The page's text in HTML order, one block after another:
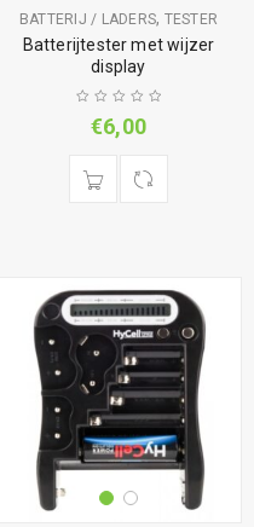
BATTERIJ / LADERS, TESTER
Batterijtester met wijzer
display
€6,00